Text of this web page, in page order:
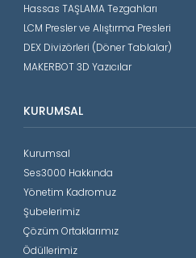
Hassas TAŞLAMA Tezgahları
LCM Presler ve Alıştırma Presleri
DEX Divizörleri (Döner Tablalar)
MAKERBOT 3D Yazıcılar
KURUMSAL
Kurumsal
Ses3000 Hakkında
Yönetim Kadromuz
Şubelerimiz
Çözüm Ortaklarımız
Ödüllerimiz